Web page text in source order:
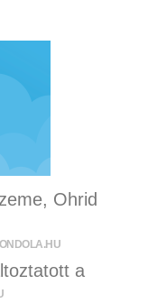
Ohrid
a